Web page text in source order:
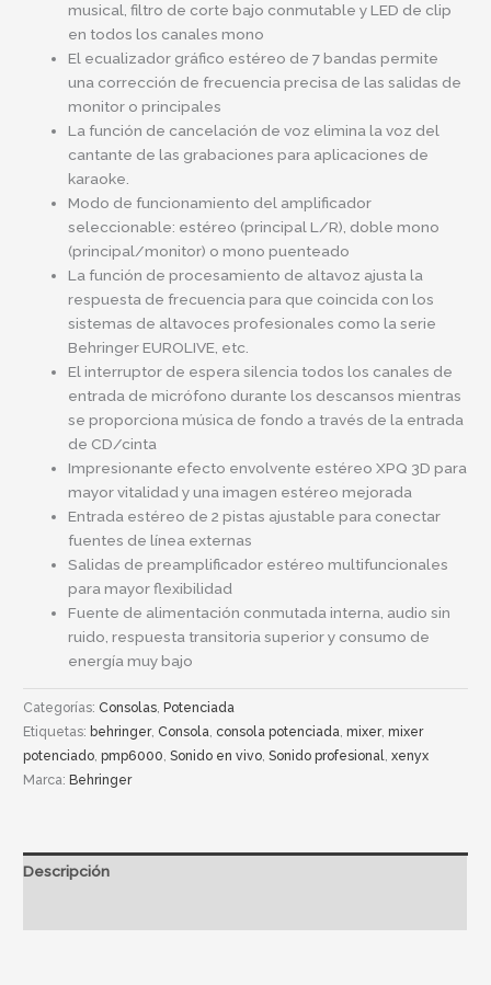
musical, filtro de corte bajo conmutable y LED de clip
en todos los canales mono
El ecualizador gráfico estéreo de 7 bandas permite
una corrección de frecuencia precisa de las salidas de
monitor o principales
La función de cancelación de voz elimina la voz del
cantante de las grabaciones para aplicaciones de
karaoke.
Modo de funcionamiento del amplificador
seleccionable: estéreo (principal L/R), doble mono
(principal/monitor) o mono puenteado
La función de procesamiento de altavoz ajusta la
respuesta de frecuencia para que coincida con los
sistemas de altavoces profesionales como la serie
Behringer EUROLIVE, etc.
El interruptor de espera silencia todos los canales de
entrada de micrófono durante los descansos mientras
se proporciona música de fondo a través de la entrada
de CD/cinta
Impresionante efecto envolvente estéreo XPQ 3D para
mayor vitalidad y una imagen estéreo mejorada
Entrada estéreo de 2 pistas ajustable para conectar
fuentes de línea externas
Salidas de preamplificador estéreo multifuncionales
para mayor flexibilidad
Fuente de alimentación conmutada interna, audio sin
ruido, respuesta transitoria superior y consumo de
energía muy bajo
Categorías: Consolas ,Potenciada
Etiquetas: behringer, Consola consola potenciada ,mixer,mixer
potenciado ,pmp6000 ,Sonido en vivo ,Sonido profesional ,xenyx
Marca:Behringer
Descripción